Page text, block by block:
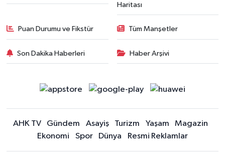
Haritası
Puan Durumu ve Fikstür Tüm Manşetler
Son Dakika Haberleri Haber Arşivi
AHK TV Gündem Asayiş Turizm Yaşam
Magazin
Ekonomi
Spor Dünya Resmi Reklamlar